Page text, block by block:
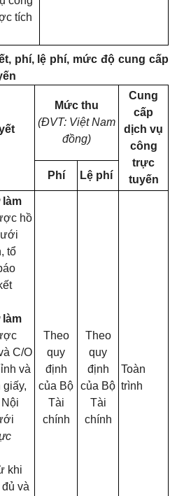
tích
phí, lệ phí, mức độ cung cấp
Mức thu
(ĐVT: Việt Nam
đồng)
Cung
cấp
dịch vụ
công
trực
tuyến
Phí Lệ phí
làm
hồ
tổ
làm
C/O
và
khi
và
Theo
quy
định
của Bộ
Tài
chính
Theo
quy
định
của Bộ
Tài
chính
Toàn
trình